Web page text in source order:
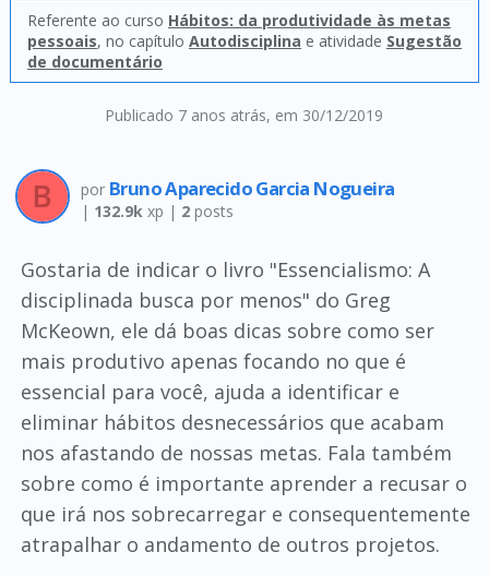
Publicado 7 anos atrás, em 30/12/2019
Referente ao curso Hábitos: da produtividade às metas
pessoais, no capítulo Autodisciplina e atividade Sugestão
de documentário
por Bruno Aparecido Garcia Nogueira
| 132.9kxp | 2posts
Gostaria de indicar o livro "Essencialismo: A
disciplinada busca por menos" do Greg
McKeown, ele dá boas dicas sobre como ser
mais produtivo apenas focando no que é
essencial para você, ajuda a identificar e
eliminar hábitos desnecessários que acabam
nos afastando de nossas metas. Fala também
sobre como é importante aprender a recusar o
que irá nos sobrecarregar e consequentemente
atrapalhar o andamento de outros projetos.